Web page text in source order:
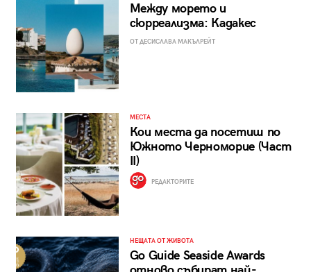
Между морето и
сюрреализма: Кадакес
ОТ ДЕСИСЛАВА МАКЪЛРЕЙТ
МЕСТА
Кои места да посетиш по
Южното Черноморие (Част
II)
РЕДАКТОРИТЕ
НЕЩАТА ОТ ЖИВОТА
Go Guide Seaside Awards